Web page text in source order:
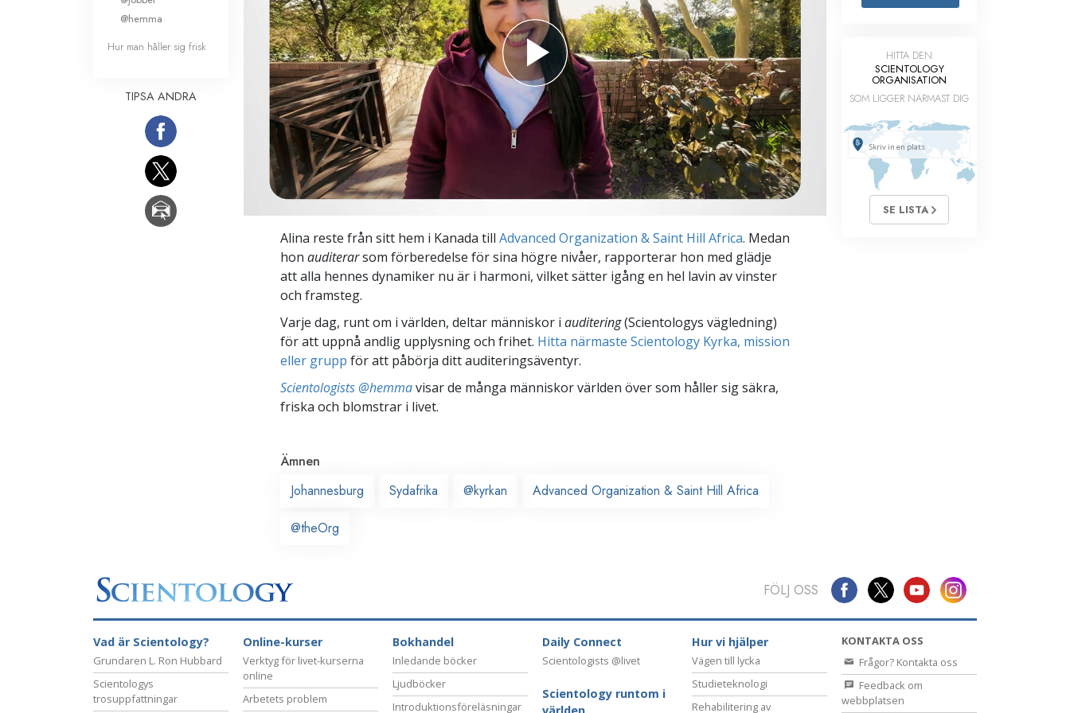
Barn
Verktyg för arbetslivet
Etik och tillstånden
Orsaken till undertryckande
Undersökningar
Organiseringens grunder
Grunderna i public relations
Alina reste från sitt hem i Kanada till Advanced Organization & Saint Hill Africa. Medan
hon auditerarsom förberedelse för sina högre nivåer, rapporterar hon med glädje
att alla hennes dynamiker nu är i harmoni, vilket sätter igång en hel lavin av vinster
och framsteg.
Varje dag, runt om i världen, deltar människor i auditering(Scientologys vägledning)
för att uppnå andlig upplysning och frihet. Hitta närmaste Scientology Kyrka, mission
eller grupp för att påbörja ditt auditeringsäventyr.
Scientologists @hemmavisar de många människor världen över som håller sig säkra,
friska och blomstrar i livet.
Ämnen
Johannesburg
Sydafrika @kyrkan Advanced Organization & Saint Hill Africa
@theOrg
@hemma
Hur man håller sig frisk
TIPSA ANDRA
HITTA DEN
SCIENTOLOGY
ORGANISATION
SOM LIGGER NÄRMAST DIG
SE LISTA
FÖLJ OSS
Vad är Scientology?
Grundaren L. Ron Hubbard
Scientologys
trosuppfattningar
Online-kurser
Verktyg för livet-kurserna
online
Arbetets problem
Bokhandel
Inledande böcker
Ljudböcker
Introduktionsföreläsningar
Daily Connect
Scientologists @livet
Scientology runtom i
Hur vi hjälper
Vägen till lycka
Studieteknologi
Rehabilitering av
KONTAKTA OSS
Frågor? Kontakta oss
Feedback om
webbplatsen